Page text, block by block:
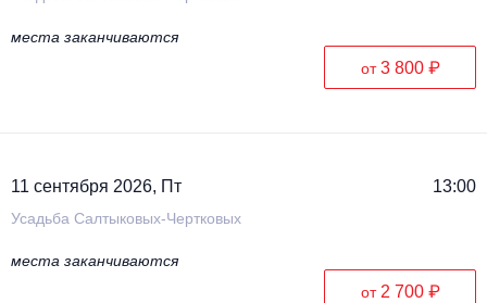
места заканчиваются
от3 800 ₽
11 сентября 2026, Пт 13:00
Усадьба Салтыковых-Чертковых
места заканчиваются
от 2 700 ₽